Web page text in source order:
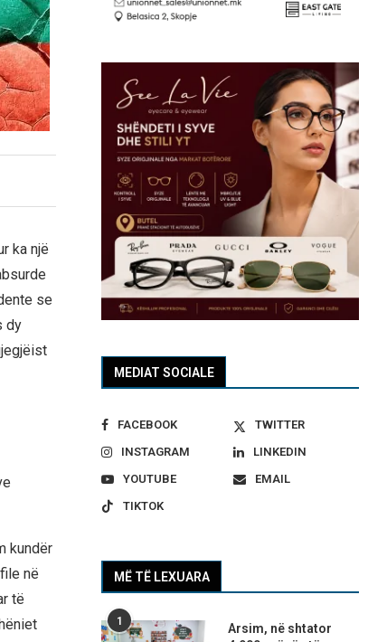
ka një
se
dy
kundër
në
të
MEDIAT SOCIALE
FACEBOOK
TWITTER
INSTAGRAM
LINKEDIN
YOUTUBE
EMAIL
TIKTOK
MË TË LEXUARA
1
Arsim, në shtator